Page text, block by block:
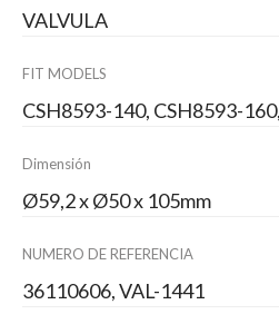
VALVULA
FIT MODELS
CSH8593-140, CSH8593-
Dimensión
Ø59,2 x Ø50 x 105mm
NUMERO DE REFERENCIA
36110606, VAL-1441